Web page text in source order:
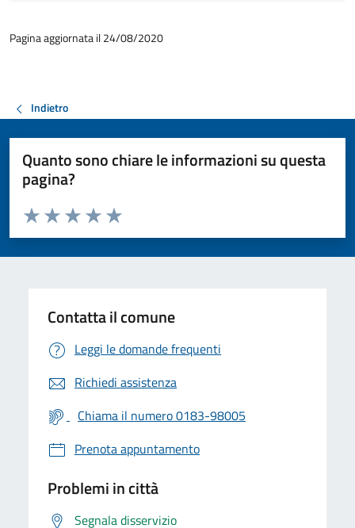
Pagina aggiornata il 24/08/2020
Indietro
Quanto sono chiare le informazioni su questa
pagina?
Valuta da 1 a 5 stelle la pagina
Valuta 5 stelle su 5
Valuta 4 stelle su 5
Valuta 3 stelle su 5
Valuta 2 stelle su 5
Valuta 1 stelle su 5
Contatta il comune
Leggi le domande frequenti
Richiedi assistenza
Chiama il numero 0183-98005
Prenota appuntamento
Problemi in città
Segnala disservizio